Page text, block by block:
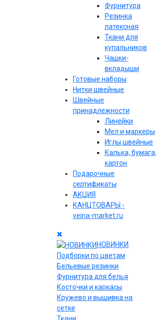
Фурнитура
Резинка
латексная
Ткани для
купальников
Чашки-
вкладыши
Готовые наборы
Нитки швейные
Швейные
принадлежности
Линейки
Мел и маркеры
Иглы швейные
Калька, бумага,
картон
Подарочные
сертификаты
АКЦИЯ
КАНЦТОВАРЫ -
veina-market.ru
НОВИНКИ
Подборки по цветам
Бельевые резинки
Фурнитура для белья
Косточки и каркасы
Кружево и вышивка на
сетке
Ткани